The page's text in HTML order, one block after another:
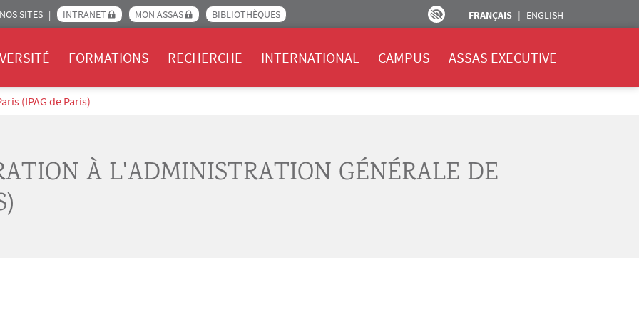
SITES INTRANET MON ASSAS BIBLIOTHÈQUES FRANÇAIS ENGLISH
FORMATIONS RECHERCHE INTERNATIONAL CAMPUS ASSAS EXECUTIVE
(IPAG de Paris)
À L'ADMINISTRATION GÉNÉRALE DE